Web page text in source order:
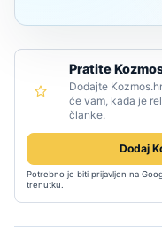
Pratite
Dodajte
će vam, kada je
članke.
Dodaj
Potrebno je biti prijavljen na
trenutku.